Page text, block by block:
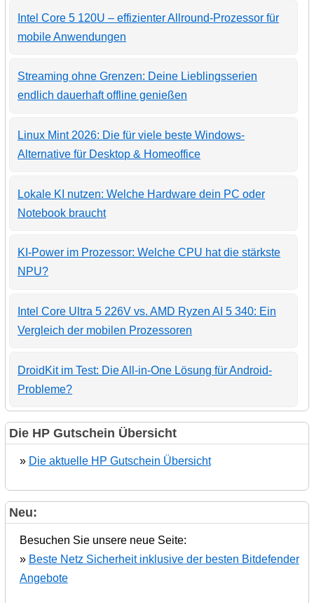
Intel Core 5 120U – effizienter Allround-Prozessor für
mobile Anwendungen
Streaming ohne Grenzen: Deine Lieblingsserien
endlich dauerhaft offline genießen
Linux Mint 2026: Die für viele beste Windows-
Alternative für Desktop & Homeoffice
Lokale KI nutzen: Welche Hardware dein PC oder
Notebook braucht
KI-Power im Prozessor: Welche CPU hat die stärkste
NPU?
Intel Core Ultra 5 226V vs. AMD Ryzen AI 5 340: Ein
Vergleich der mobilen Prozessoren
DroidKit im Test: Die All-in-One Lösung für Android-
Probleme?
Die HP Gutschein Übersicht
» Die aktuelle HP Gutschein Übersicht
Neu:
Besuchen Sie unsere neue Seite:
» Beste Netz Sicherheit inklusive der besten Bitdefender
Angebote